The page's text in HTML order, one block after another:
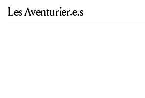
Les Aventurier.e.s